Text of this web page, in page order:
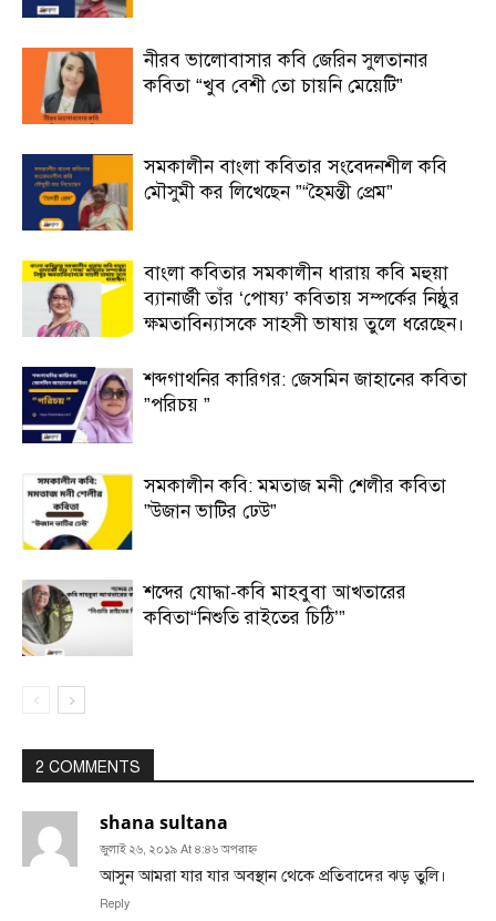
নীরব ভালোবাসার কবি জেরিন সুলতানার
কবিতা “খুব বেশী তো চায়নি মেয়েটি”
সমকালীন বাংলা কবিতার সংবেদনশীল কবি
মৌসুমী কর লিখেছেন ”“হৈমন্তী প্রেম”
বাংলা কবিতার সমকালীন ধারায় কবি মহুয়া
ব্যানার্জী তাঁর ‘পোষ্য’ কবিতায় সম্পর্কের নিষ্ঠুর
ক্ষমতাবিন্যাসকে সাহসী ভাষায় তুলে ধরেছেন।
শব্দগাথনির কারিগর: জেসমিন জাহানের কবিতা
”পরিচয় ”
সমকালীন কবি: মমতাজ মনী শেলীর কবিতা
”উজান ভাটির ঢেউ”
শব্দের যোদ্ধা-কবি মাহবুবা আখতারের
কবিতা“নিশুতি রাইতের চিঠি’”
2 COMMENTS
shana sultana
জুলাই ২৬, ২০১৯ At ৪:৪৬ অপরাহ্ণ
আসুন আমরা যার যার অবস্থান থেকে প্রতিবাদের ঝড় তুলি।
Reply